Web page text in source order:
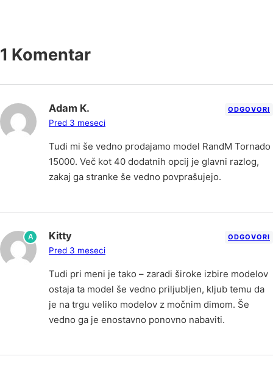
1 Komentar
Adam K.
Pred 3 meseci
ODGOVORI
Tudi mi še vedno prodajamo model RandM Tornado
15000. Več kot 40 dodatnih opcij je glavni razlog,
zakaj ga stranke še vedno povprašujejo.
A Kitty
Pred 3 meseci
ODGOVORI
Tudi pri meni je tako – zaradi široke izbire modelov
ostaja ta model še vedno priljubljen, kljub temu da
je na trgu veliko modelov z močnim dimom. Še
vedno ga je enostavno ponovno nabaviti.